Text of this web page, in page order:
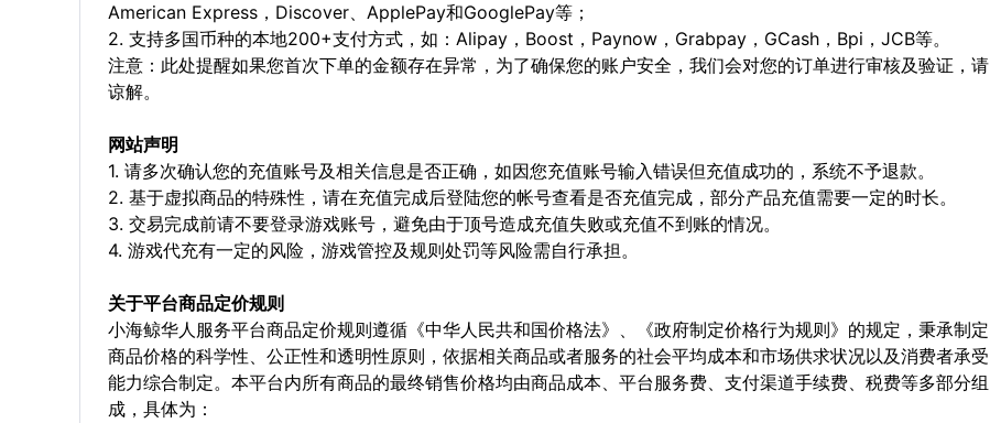
American Express，Discover、ApplePay和GooglePay等；
2. 支持多国币种的本地200+支付方式，如：Alipay，Boost，Paynow，Grabpay，GCash，Bpi，JCB等。
注意：此处提醒如果您首次下单的金额存在异常，为了确保您的账户安全，我们会对您的订单进行审核及验证，请
谅解。
网站声明
1. 请多次确认您的充值账号及相关信息是否正确，如因您充值账号输入错误但充值成功的，系统不予退款。
2. 基于虚拟商品的特殊性，请在充值完成后登陆您的帐号查看是否充值完成，部分产品充值需要一定的时长。
3. 交易完成前请不要登录游戏账号，避免由于顶号造成充值失败或充值不到账的情况。
4. 游戏代充有一定的风险，游戏管控及规则处罚等风险需自行承担。
关于平台商品定价规则
小海鲸华人服务平台商品定价规则遵循《中华人民共和国价格法》、《政府制定价格行为规则》的规定，秉承制定
商品价格的科学性、公正性和透明性原则，依据相关商品或者服务的社会平均成本和市场供求状况以及消费者承受
能力综合制定。本平台内所有商品的最终销售价格均由商品成本、平台服务费、支付渠道手续费、税费等多部分组
成，具体为：